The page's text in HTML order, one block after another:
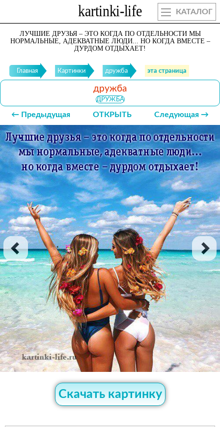
КАТАЛОГ
ЛУЧШИЕ ДРУЗЬЯ – ЭТО КОГДА ПО ОТДЕЛЬНОСТИ МЫ
НОРМАЛЬНЫЕ, АДЕКВАТНЫЕ ЛЮДИ... НО КОГДА ВМЕСТЕ –
ДУРДОМ ОТДЫХАЕТ!
Главная Картинки дружба эта страница
дружба
ДРУЖБА
← Предыдущая ОТКРЫТЬ Следующая →
Скачать картинку